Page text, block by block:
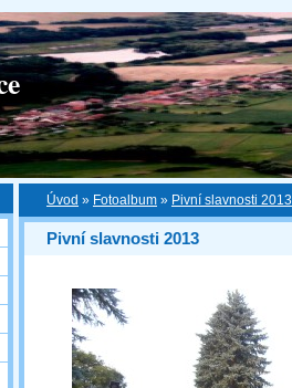
Úvod » Fotoalbum » Pivní slavnosti 2013
Pivní slavnosti 2013